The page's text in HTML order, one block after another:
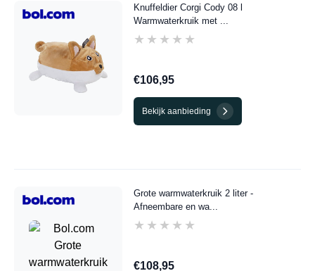
Knuffeldier Corgi Cody 08 l
Warmwaterkruik met ...
★★★★★
★★★★★
€106,95
Bekijk aanbieding
Grote warmwaterkruik 2 liter -
Afneembare en wa...
★★★★★
★★★★★
€108,95